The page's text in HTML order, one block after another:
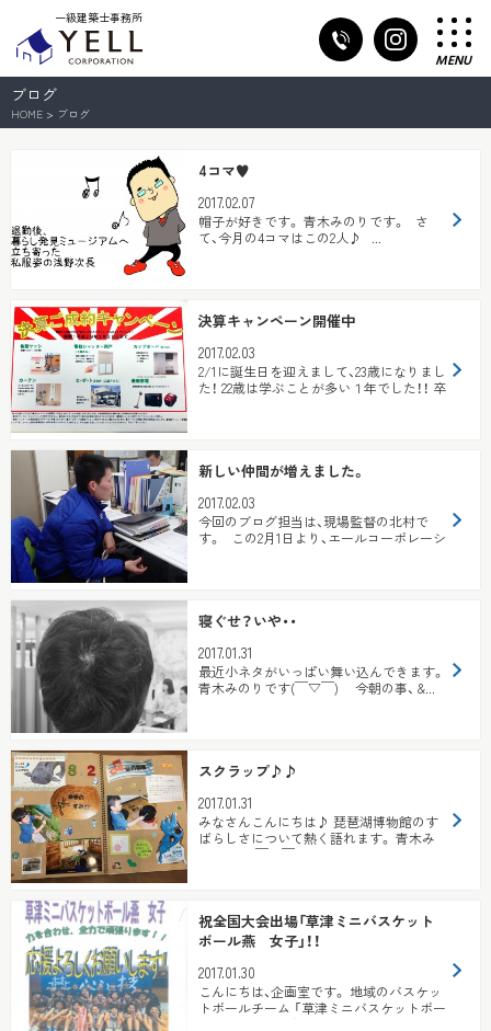
一級建築士事務所
MENU
ブログ
HOME > ブログ
4コマ♥
2017.02.07
帽子が好きです。 青木みのりです。 さ
て、今月の4コマはこの2人♪ ...
決算キャンペーン開催中
2017.02.03
2/1に誕生日を迎えまして、23歳になりまし
た！ 22歳は学ぶことが多い１年でした！！ 卒
新しい仲間が増えました。
2017.02.03
今回のブログ担当は、現場監督の北村で
す。 この2月1日より、エールコーポレーシ
寝ぐせ？いや・・
2017.01.31
最近小ネタがいっぱい舞い込んできます。
青木みのりです(￣▽￣) 今朝の事、 &...
スクラップ♪♪
2017.01.31
みなさんこんにちは♪ 琵琶湖博物館のす
ばらしさについて熱く語れます。 青木み
のりです(￣▽￣) ...
祝全国大会出場「草津ミニバスケット
ボール燕 女子」！！
2017.01.30
こんにちは、企画室です。 地域のバスケッ
トボールチーム 「草津ミニバスケットボー